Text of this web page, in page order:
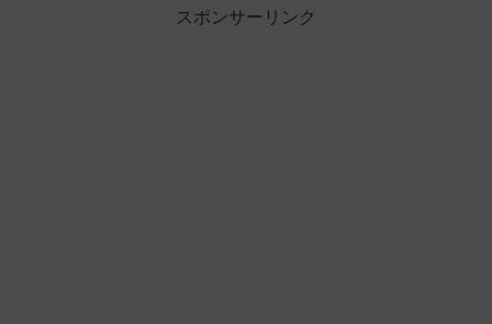
スポンサーリンク